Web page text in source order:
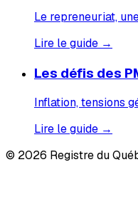
Le repreneuriat,
Lire le guide →
Les défis des
Inflation, tensions
Lire le guide →
© 2026 Registre du